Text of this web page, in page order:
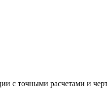
с точными расчетами и